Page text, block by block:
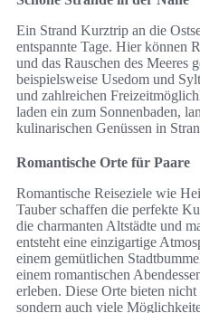
Ein Strand Kurztrip an die
entspannte Tage. Hier können
und das Rauschen des Meeres
beispielsweise Usedom und
und zahlreichen
laden ein zum Sonnenbaden,
kulinarischen Genüssen in
Romantische Orte für Paare
Romantische Reiseziele wie
Tauber schaffen die perfekte
die charmanten Altstädte und
entsteht eine einzigartige
einem gemütlichen
einem romantischen
erleben. Diese Orte bieten
sondern auch viele